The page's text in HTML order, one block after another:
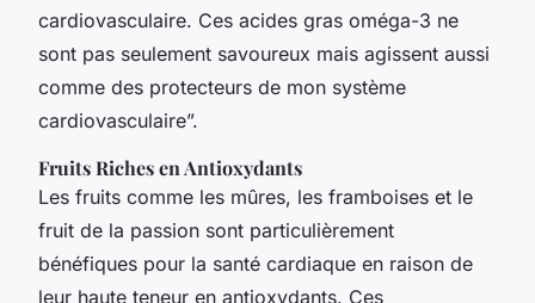
cardiovasculaire. Ces acides gras oméga-3 ne
sont pas seulement savoureux mais agissent aussi
comme des protecteurs de mon système
cardiovasculaire”.
Fruits Riches en Antioxydants
Les fruits comme les mûres, les framboises et le
fruit de la passion sont particulièrement
bénéfiques pour la santé cardiaque en raison de
leur haute teneur en antioxydants. Ces